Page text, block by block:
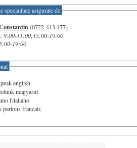
specialitate asigurate de
(0722-413.177)
9:00-11:00;15:00-19:00
19:00
english
magyarul
l'italiano
parlons francais